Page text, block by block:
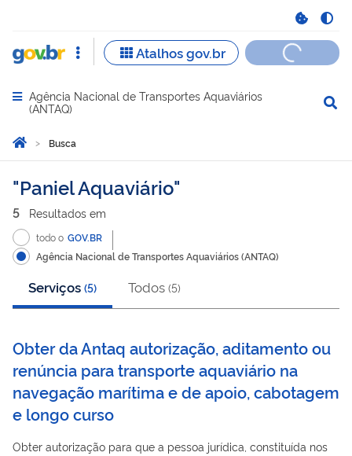
Abrir menu principal de navegação
Agência Nacional de Transportes Aquaviários
(ANTAQ)
Você está aqui:
Página Inicial
Busca
Busca
Paniel Aquaviário
5 Resultados em
todo o GOV.BR
Agência Nacional de Transportes Aquaviários (ANTAQ)
Serviços (5) Todos (5)
Obter da Antaq autorização, aditamento ou
renúncia para transporte aquaviário na
navegação marítima e de apoio, cabotagem
e longo curso
Obter autorização para que a pessoa jurídica, constituída nos